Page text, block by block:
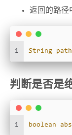
返回的路径
1 String path
判断是否是
1 boolean